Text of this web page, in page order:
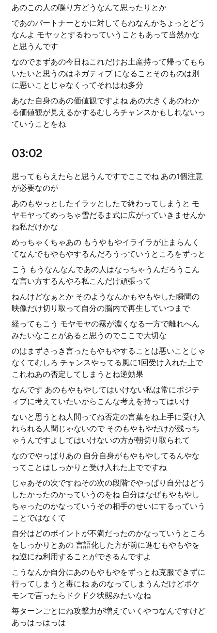
あのこの人の喋り方どうなんて思ったりとか
であのパートナーとかに対してもねなんかちょっとどう
なんよ モヤッとするわっていうこともあって当然かな
と思うんです
なのでまずあの今日ねこれだけお土産持って帰ってもら
いたいと思うのはネガティブ になることそのものは別
に悪いことじゃなくってそれはね多分
あなた自身のあの価値観ですよね あの大きくあのわか
る価値観が見えるかするむしろチャンスかもしれないっ
ていうことをね
03:02
思ってもらえたらと思うんですでここでね あの1個注意
が必要なのが
あのもやっとしたイラッとしたで終わってしまうと モ
ヤモヤってめっちゃ雪だるま式に広がっていきませんか
ね私だけかな
めっちゃくちゃあの もうやもやイライラが止まらんく
てなんでもやもやするんだろうっていうところをずっと
こう もうなんなんであの人はなっちゃうんだろうこん
な言い方するんやろ私こんだけ頑張って
ねんけどなぁとか そのようなんかもやもやした瞬間の
映像だけ切り取って自分の脳内で再生していつまで
経ってもこう モヤモヤの霧が濃くなる一方で離れへん
みたいなことがあると思うのでここで大切な
のはまずさっき言ったもやもやすることは悪いことじゃ
なくてむしろ チャンスやってる風に1回受け入れた上で
これねあの否定してしまうとね逆効果
なんです あのもやもやしてはいけない私は常にポジテ
ィブに考えていたいからこんな考えを持ってはいけ
ないと思うとね人間ってね否定の言葉をね上手に受け入
れられる人間じゃないので そのもやもやだけが残っち
ゃうんですよしてはいけないの方が朝切り取られて
なのでやっぱりあの 自分自身がもやもやしてるんやな
ってことはしっかりと受け入れた上でですね
じゃあその次ですねその次の段階でやっぱり自分はどう
したかったのかっていうのをね 自分はなぜもやもやし
ちゃったのかなっていうその相手のせいにするっていう
ことではなくて
自分はどのポイントが不満だったのかなっていうところ
をしっかりとあの 言語化した方が前に進むもやもやを
ね逆にね利用することができるんですよ
こうなんか自分にあのもやもやをずっとね克服できずに
行ってしまうと毒にね あのなってしまうんだけどポケ
モンで言ったらドクドク状態みたいなね
毎ターンごとにね攻撃力が増えていくやつなんですけど
あっはっはっは